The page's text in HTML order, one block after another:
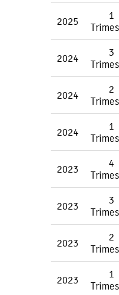
2025
1
2024
3
2024
2
2024
1
2023
4
2023
3
2023
2
2023
1